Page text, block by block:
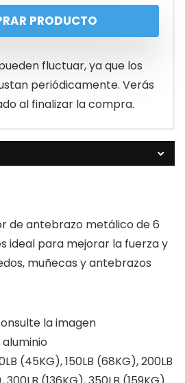
PRODUCTO
fluctuar, ya que los
periódicamente. Verás
al finalizar la compra.
de antebrazo metálico de 6
ideal para mejorar la fuerza y
muñecas y antebrazos
la imagen
(45KG), 150LB (68KG), 200LB